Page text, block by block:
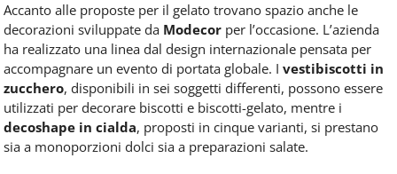
Accanto alle proposte per il gelato trovano spazio anche le
decorazioni sviluppate da Modecor per l’occasione. L’azienda
ha realizzato una linea dal design internazionale pensata per
accompagnare un evento di portata globale. I vestibiscotti in
zucchero, disponibili in sei soggetti differenti, possono essere
utilizzati per decorare biscotti e biscotti-gelato, mentre i
decoshape in cialda, proposti in cinque varianti, si prestano
sia a monoporzioni dolci sia a preparazioni salate.